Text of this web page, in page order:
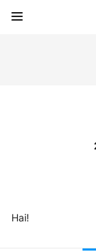
Hai!